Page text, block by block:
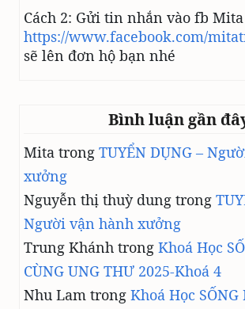
Cách 2: Gửi tin nhắn vào fb
https://www.facebook.com/
sẽ lên đơn hộ bạn nhé
Bình luận gần
Mita trong TUYỂN DỤNG –
xưởng
Nguyễn thị thuỳ dung trong
Người vận hành xưởng
Trung Khánh trong Khoá Học
CÙNG UNG THƯ 2025-Khoá 4
Nhu Lam trong Khoá Học SỐNG